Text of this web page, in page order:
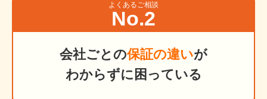
よくあるご相談
No.2
会社ごとの保証の違いが
わからずに困っている